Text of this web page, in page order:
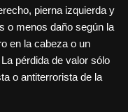
pierna izquierda y
o menos daño según la
en la cabeza o un
pérdida de valor sólo
o antiterrorista de la